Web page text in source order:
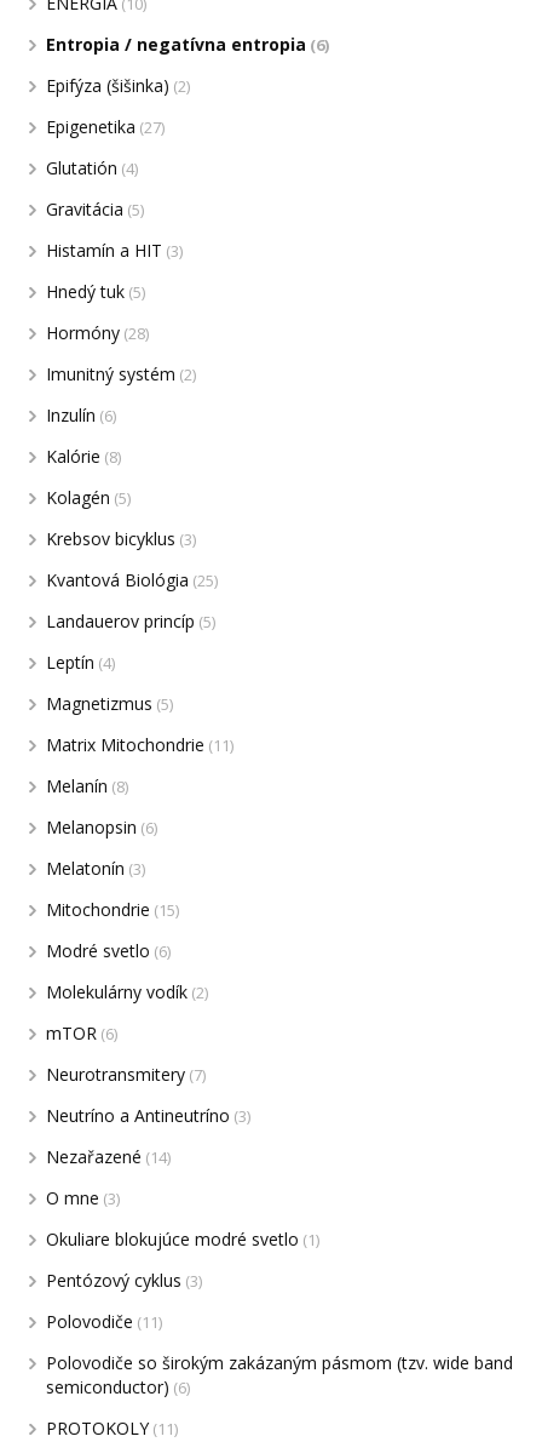
Entropia / negatívna entropia (6)
Epifýza (šišinka) (2)
Epigenetika (27)
Glutatión (4)
Gravitácia (5)
Histamín a HIT (3)
Hnedý tuk (5)
Hormóny (28)
Imunitný systém (2)
Inzulín (6)
Kalórie (8)
Kolagén (5)
Krebsov bicyklus (3)
Kvantová Biológia (25)
Landauerov princíp (5)
Leptín (4)
Magnetizmus (5)
Matrix Mitochondrie (11)
Melanín (8)
Melanopsin (6)
Melatonín (3)
Mitochondrie (15)
Modré svetlo (6)
Molekulárny vodík (2)
mTOR (6)
Neurotransmitery (7)
Neutríno a Antineutríno (3)
Nezařazené (14)
O mne (3)
Okuliare blokujúce modré svetlo (1)
Pentózový cyklus (3)
Polovodiče (11)
Polovodiče so širokým zakázaným pásmom (tzv. wide band
semiconductor) (6)
PROTOKOLY(11)